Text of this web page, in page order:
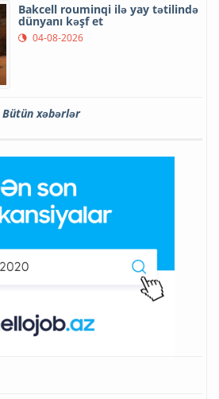
Bakcell rouminqi ilə yay tətilində
dünyanı kəşf et
04-08-2026
Bütün xəbərlər